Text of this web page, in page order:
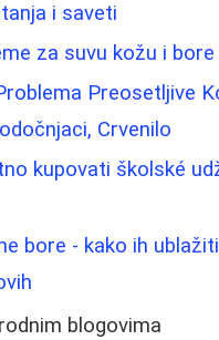
i saveti
za suvu kožu i bore
Preosetljive
Crvenilo
kupovati školské
bore - kako ih
blogovima